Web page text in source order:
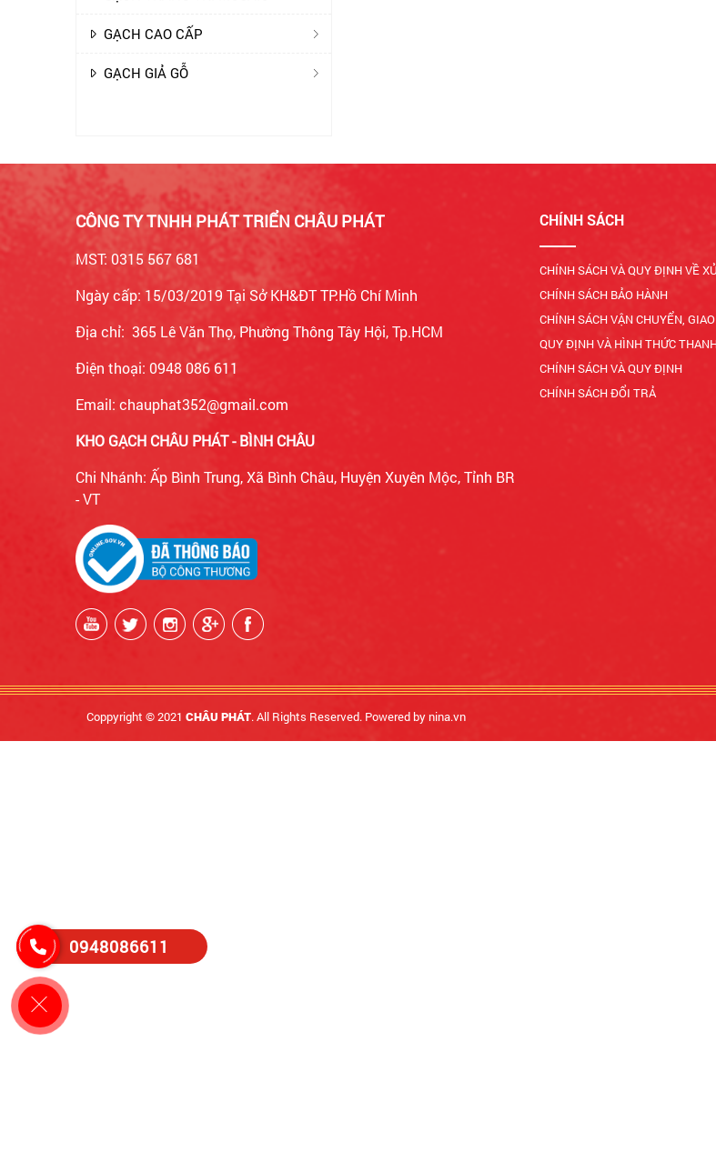
GẠCH CAO CẤP
GẠCH GIẢ GỖ
CÔNG TY TNHH PHÁT TRIỂN CHÂU PHÁT
MST: 0315 567 681
Ngày cấp: 15/03/2019 Tại Sở KH&ĐT TP.Hồ Chí Minh
Địa chỉ: 365 Lê Văn Thọ, Phường Thông Tây Hội, Tp.HCM
Điện thoại: 0948 086 611
Email: chauphat352@gmail.com
KHO GẠCH CHÂU PHÁT - BÌNH CHÂU
Chi Nhánh: Ấp Bình Trung, Xã Bình Châu, Huyện Xuyên Mộc, Tỉnh BR
- VT
CHÍNH SÁCH
CHÍNH SÁCH VÀ QUY ĐỊNH VỀ
CHÍNH SÁCH BẢO HÀNH
CHÍNH SÁCH VẬN CHUYỂN,
QUY ĐỊNH VÀ HÌNH THỨC
CHÍNH SÁCH VÀ QUY ĐỊNH
CHÍNH SÁCH ĐỔI TRẢ
Coppyright © 2021 CHÂU PHÁT. All Rights Reserved. Powered by nina.vn
0948086611